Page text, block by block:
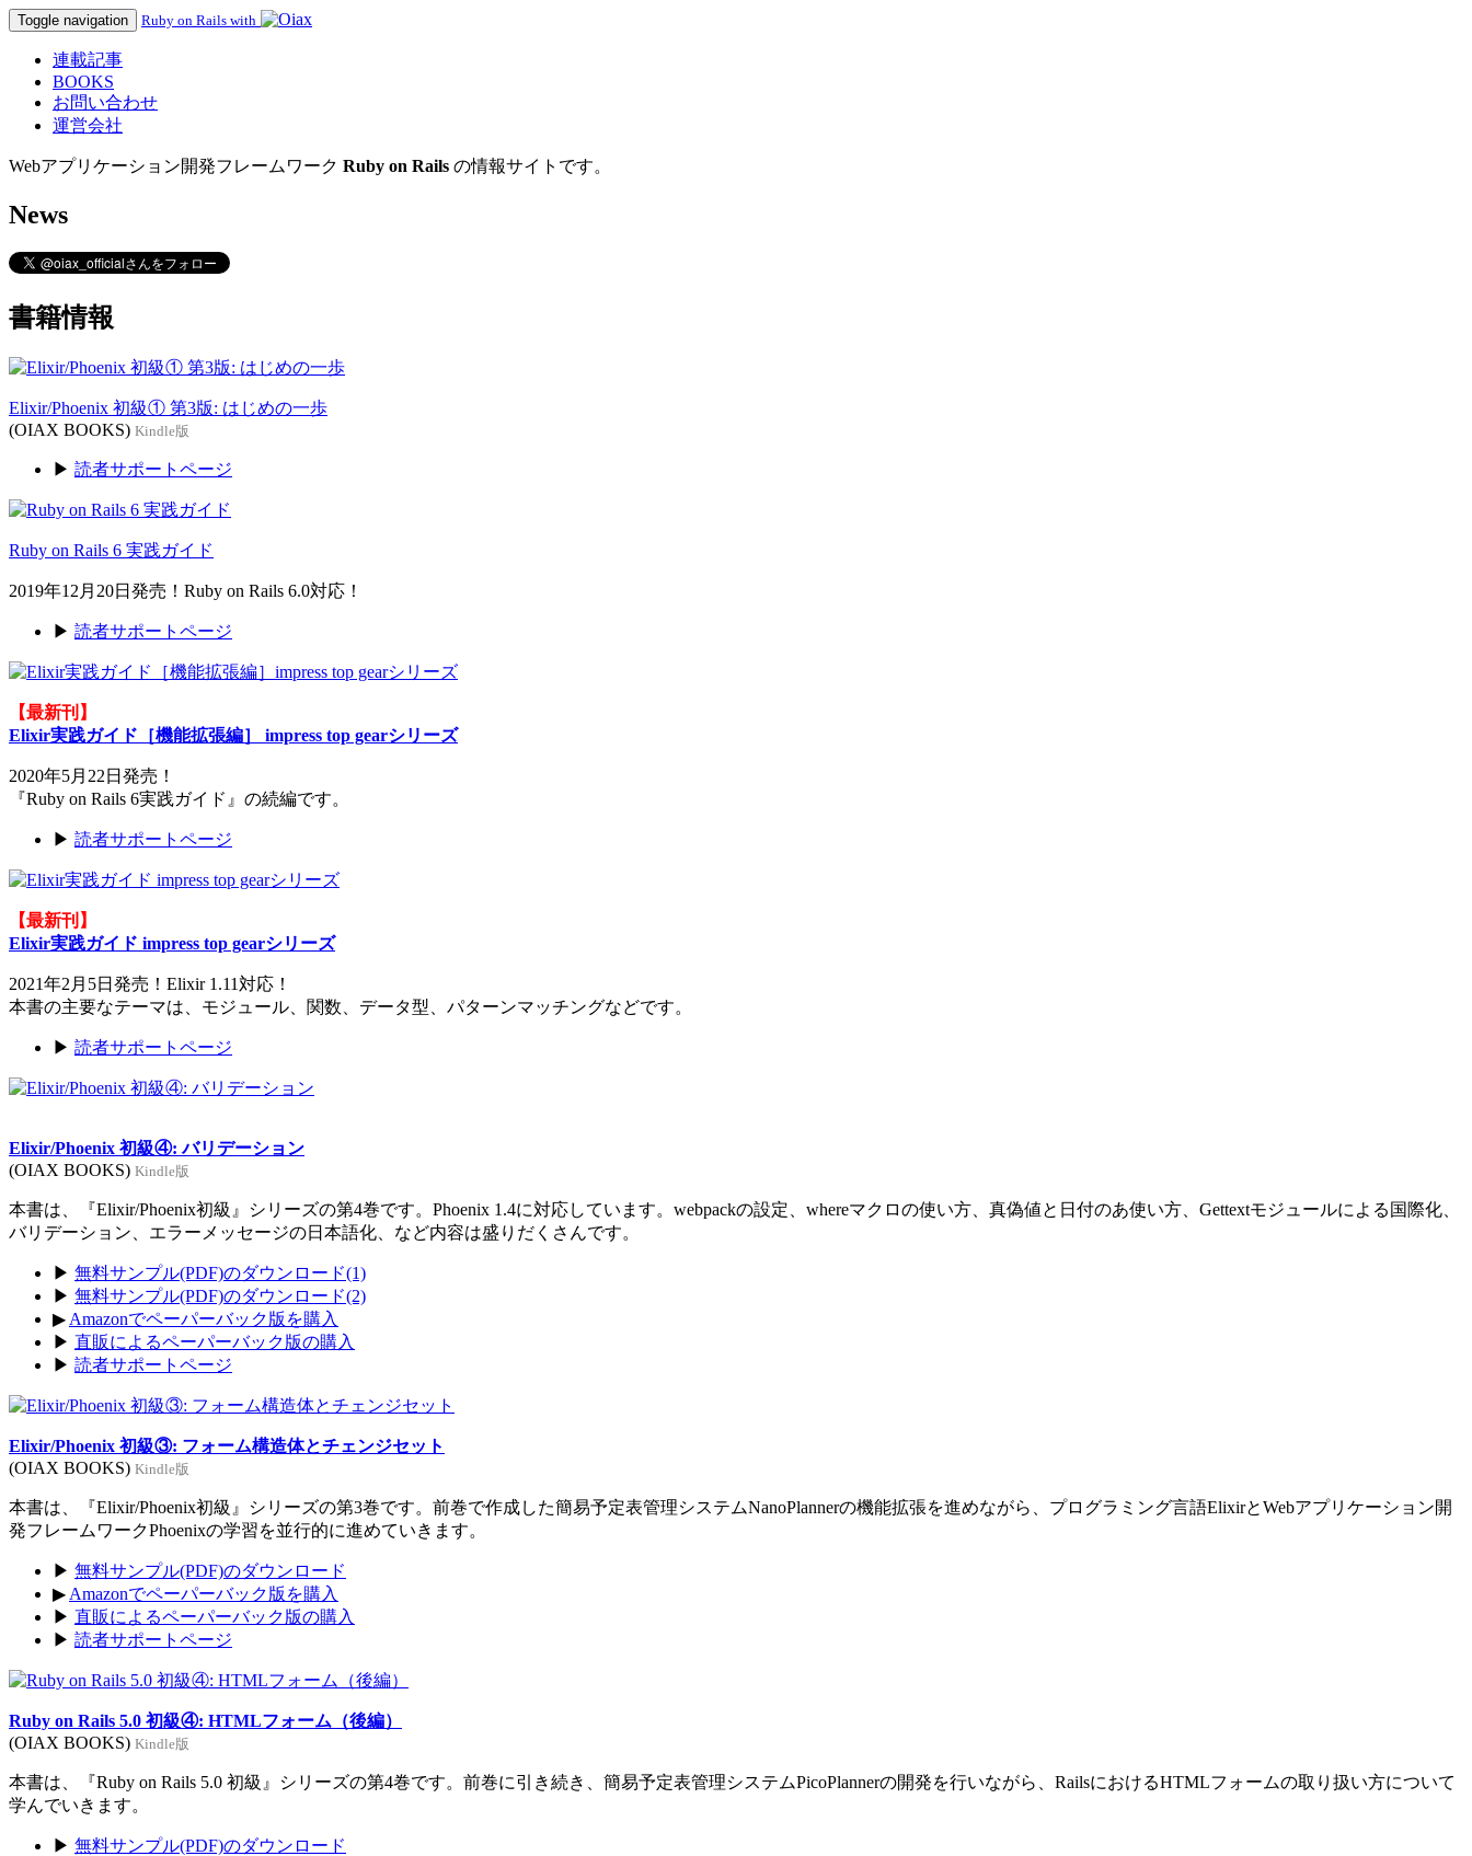
Toggle navigation Ruby on Rails with
連載記事
BOOKS
お問い合わせ
運営会社
Webアプリケーション開発フレームワーク Ruby on Rails の情報サイトです。
News
書籍情報
Elixir/Phoenix 初級① 第3版: はじめの一歩
(OIAX BOOKS) Kindle版
▶ 読者サポートページ
Ruby on Rails 6 実践ガイド
2019年12月20日発売！Ruby on Rails 6.0対応！
▶ 読者サポートページ
【最新刊】
Elixir実践ガイド［機能拡張編］ impress top gearシリーズ
2020年5月22日発売！
『Ruby on Rails 6実践ガイド』の続編です。
▶ 読者サポートページ
【最新刊】
Elixir実践ガイド impress top gearシリーズ
2021年2月5日発売！Elixir 1.11対応！
本書の主要なテーマは、モジュール、関数、データ型、パターンマッチングなどです。
▶ 読者サポートページ
Elixir/Phoenix 初級④: バリデーション
(OIAX BOOKS) Kindle版
本書は、『Elixir/Phoenix初級』シリーズの第4巻です。Phoenix 1.4に対応しています。webpackの設定、whereマクロの使い方、真偽値と日付のあ使い方、Gettextモジュールによる国際化、
バリデーション、エラーメッセージの日本語化、など内容は盛りだくさんです。
▶ 無料サンプル(PDF)のダウンロード(1)
▶ 無料サンプル(PDF)のダウンロード(2)
▶ Amazonでペーパーバック版を購入
▶ 直販によるペーパーバック版の購入
▶ 読者サポートページ
Elixir/Phoenix 初級③: フォーム構造体とチェンジセット
(OIAX BOOKS) Kindle版
本書は、『Elixir/Phoenix初級』シリーズの第3巻です。前巻で作成した簡易予定表管理システムNanoPlannerの機能拡張を進めながら、プログラミング言語ElixirとWebアプリケーション開
発フレームワークPhoenixの学習を並行的に進めていきます。
▶ 無料サンプル(PDF)のダウンロード
▶ Amazonでペーパーバック版を購入
▶ 直販によるペーパーバック版の購入
▶ 読者サポートページ
Ruby on Rails 5.0 初級④: HTMLフォーム（後編）
(OIAX BOOKS) Kindle版
本書は、『Ruby on Rails 5.0 初級』シリーズの第4巻です。前巻に引き続き、簡易予定表管理システムPicoPlannerの開発を行いながら、RailsにおけるHTMLフォームの取り扱い方について
学んでいきます。
▶ 無料サンプル(PDF)のダウンロード